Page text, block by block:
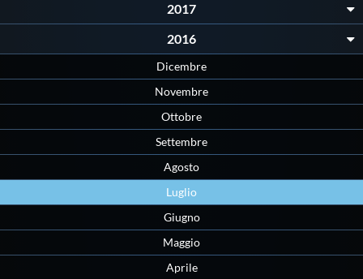
2017
2016
Dicembre
Novembre
Ottobre
Settembre
Agosto
Luglio
Giugno
Maggio
Aprile